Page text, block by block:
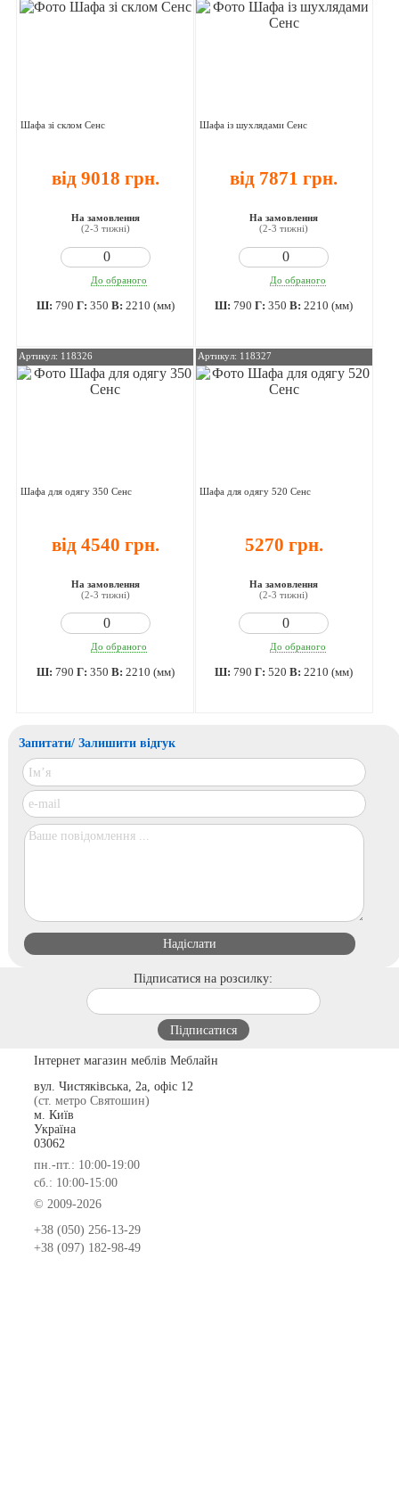
Шафа зі склом Сенс
від 9018 грн.
На замовлення
(2-3 тижні)
До обраного
Ш: 790 Г: 350 В: 2210 (мм)
Шафа із шухлядами Сенс
від 7871 грн.
На замовлення
(2-3 тижні)
До обраного
Ш:790 Г:350 В:2210 (мм)
Артикул: 118326
Шафа для одягу 350 Сенс
від 4540 грн.
На замовлення
(2-3 тижні)
До обраного
Ш: 790 Г: 350 В: 2210 (мм)
Артикул: 118327
Шафа для одягу 520 Сенс
5270 грн.
На замовлення
(2-3 тижні)
До обраного
Ш:790 Г:520 В:2210 (мм)
Запитати/ Залишити відгук
Підписатися на розсилку:
Інтернет магазин меблів Меблайн
вул. Чистяківська, 2а, офіс 12
(ст. метро Святошин)
м. Київ
Україна
03062
пн.-пт.: 10:00-19:00
сб.: 10:00-15:00
© 2009-2026
+38 (050) 256-13-29
+38 (097) 182-98-49